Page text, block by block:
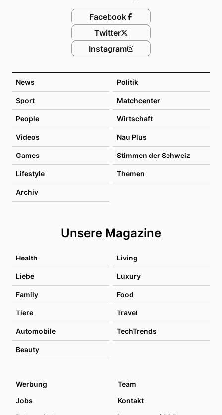
News Politik
Sport Matchcenter
People Wirtschaft
Videos Nau Plus
Games Stimmen der Schweiz
Lifestyle Themen
Archiv
Unsere Magazine
Health Living
Liebe Luxury
Family Food
Tiere Travel
Automobile TechTrends
Beauty
Facebook
Twitter
Instagram
Werbung
Team
Jobs
Kontakt